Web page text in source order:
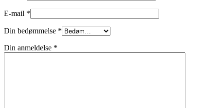
E-mail *
Din bedømmelse *
Din anmeldelse *